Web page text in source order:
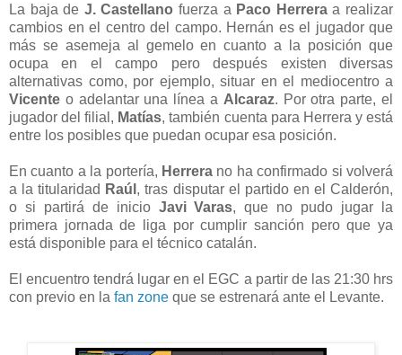
La baja de J. Castellano fuerza a Paco Herreraa realizar
cambios en el centro del campo. Hernán es el jugador que
más se asemeja al gemelo en cuanto a la posición que
ocupa en el campo pero después existen diversas
alternativas como, por ejemplo, situar en el mediocentro a
Vicente o adelantar una línea a Alcaraz. Por otra parte, el
jugador del filial, Matías, también cuenta para Herrera y está
entre los posibles que puedan ocupar esa posición.
En cuanto a la portería, Herrera no ha confirmado si volverá
a la titularidad Raúl , tras disputar el partido en el Calderón,
o si partirá de inicio Javi Varas, que no pudo jugar la
primera jornada de liga por cumplir sanción pero que ya
está disponible para el técnico catalán.
El encuentro tendrá lugar en el EGC a partir de las 21:30 hrs
con previo en la fan zone que se estrenará ante el Levante.